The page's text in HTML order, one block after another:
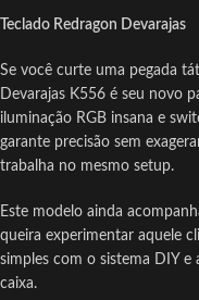
Teclado Redragon Devarajas
Se você curte uma pegada
Devarajas K556 é seu novo
iluminação RGB insana e
garante precisão sem
trabalha no mesmo setup.
Este modelo ainda
queira experimentar aquele
simples com o sistema DIY
caixa.